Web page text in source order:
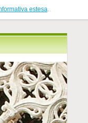
estesa.